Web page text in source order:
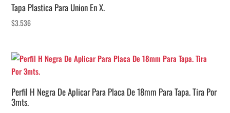
Tapa Plastica Para Union En X.
$3.536
Perfil H Negra De Aplicar Para Placa De 18mm Para Tapa. Tira Por
3mts.